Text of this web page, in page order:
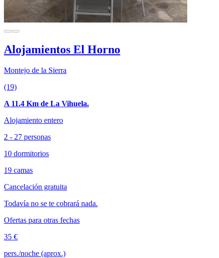
Alojamientos El Horno
Montejo de la Sierra
(19)
A 11.4 Km de La Vihuela.
Alojamiento entero
2 - 27 personas
10 dormitorios
19 camas
Cancelación gratuita
Todavía no se te cobrará nada.
Ofertas para otras fechas
35 €
pers./noche (aprox.)